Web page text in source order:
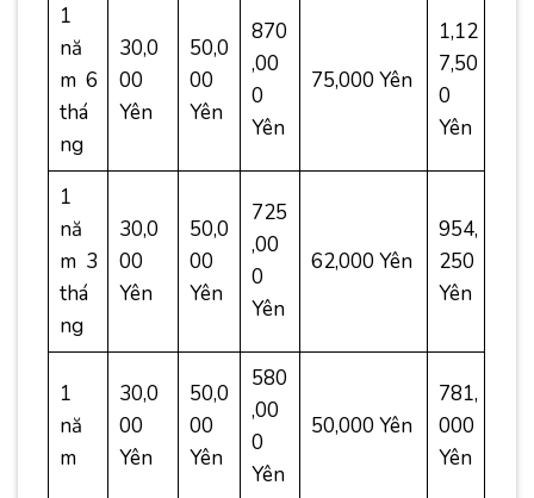
1
nă
m 6
thá
ng
30,0
00
Yên
50,0
00
Yên
870
,00
0
Yên
75,000 Yên
1,12
7,50
0
Yên
1
nă
m 3
thá
ng
30,0
00
Yên
50,0
00
Yên
725
,00
0
Yên
62,000 Yên
954,
250
Yên
1
nă
m
30,0
00
Yên
50,0
00
Yên
580
,00
0
Yên
50,000 Yên
781,
000
Yên